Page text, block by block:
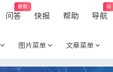
问答
最新
快报 帮助 导航
新
图片菜单 文章菜单